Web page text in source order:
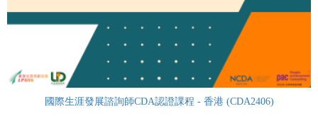
國際生涯發展諮詢師CDA認證課程 - 香港 (CDA2406)